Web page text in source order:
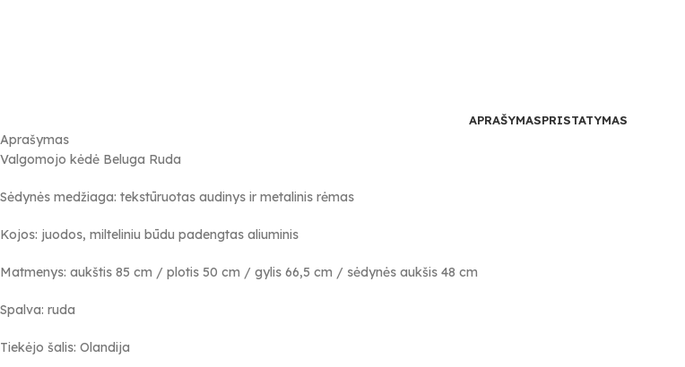
APRAŠYMASPRISTATYMAS
Aprašymas
Valgomojo kėdė Beluga Ruda
Sėdynės medžiaga: tekstūruotas audinys ir metalinis rėmas
Kojos: juodos, milteliniu būdu padengtas aliuminis
Matmenys: aukštis 85 cm / plotis 50 cm / gylis 66,5 cm / sėdynės aukšis 48 cm
Spalva: ruda
Tiekėjo šalis: Olandija